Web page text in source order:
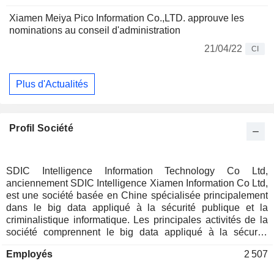
Xiamen Meiya Pico Information Co.,LTD. approuve les
nominations au conseil d'administration
21/04/22
CI
Plus d'Actualités
Profil Société
SDIC Intelligence Information Technology Co Ltd,
anciennement SDIC Intelligence Xiamen Information Co Ltd,
est une société basée en Chine spécialisée principalement
dans le big data appliqué à la sécurité publique et la
criminalistique informatique. Les principales activités de la
société comprennent le big data appliqué à la sécurité
du cyberespace et les nouvelles villes intelligentes.
Employés 2 507